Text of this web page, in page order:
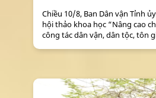
Chiều 10/8, Ban Dân vận Tỉnh
hội thảo khoa học “Nâng cao
công tác dân vận, dân tộc, tôn